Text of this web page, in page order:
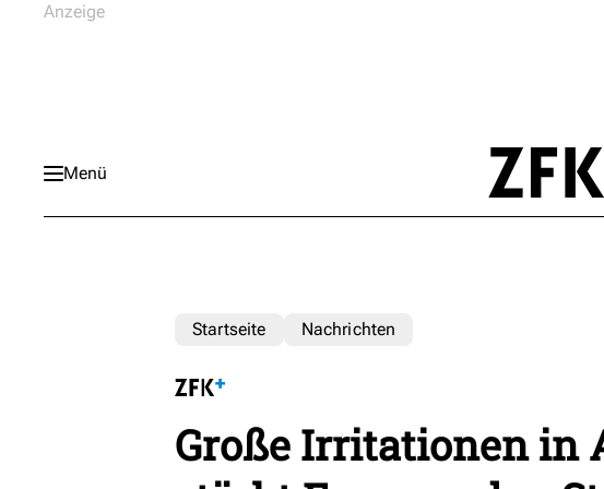
Menü
Startseite Nachrichten
Große Irritationen in